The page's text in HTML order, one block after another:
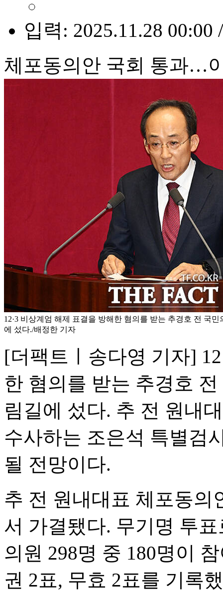
입력: 2025.11.28 00:00
체포동의안 국회 통과…
12·3 비상계엄 해제 표결을 방해한 혐의를 받는 추경호 전 국
에 섰다./배정한 기자
[더팩트ㅣ송다영 기자]
한 혐의를 받는 추경호
림길에 섰다. 추 전 원내
수사하는 조은석 특별검
될 전망이다.
추 전 원내대표 체포동의
서 가결됐다. 무기명 투
의원 298명 중 180명이
권 2표, 무효 2표를 기록